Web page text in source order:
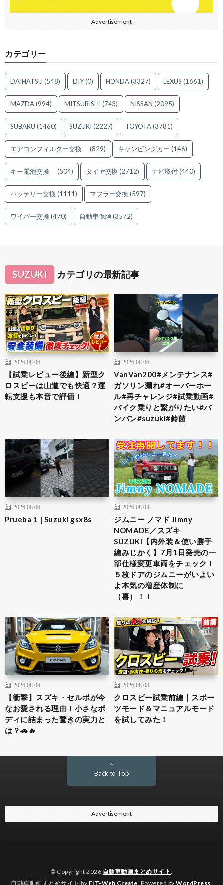
Advertisement
カテゴリー
DAIHATSU (548) DIY(0) HONDA(3327) LEXUS (1661)
MAZDA(994) MITSUBISHI (743) NISSAN (2095)
SUBARU (1460) SUZUKI (2227) TOYOTA(3781)
エアコンフィルター交換 (829) キャンピングカー (146)
キー電池交換 (504) タイヤ交換(2712) ナビ取付(440)
バッテリー交換(1111) マフラー交換(597)
ワイパー交換(470) 自動車保険(3572)
SUZUKI カテゴリの最新記事
2026.08.06
【試乗レビュー後編】新型ク
ロスビーは山道でも快適？運
転支援も本音で評価！
2026.08.06
VanVan200#メンテナンス#
ガソリン漏れ#オーバーホー
ル#再チャレンジ#試乗動画#
バイク乗りと繋がりたい#バ
ンバン#suzuki#鈴菌
2026.08.06
Prueba 1 | Suzuki gsx8s
2026.08.04
ジムニー ノマド Jimny
NOMADE／スズキ
SUZUKI【内外装＆使い勝手
編みじかく】7月1日発売の一
部仕様変更車両をチェック！
５枚ドアのジムニーがいよい
よ本気の増産体制に
（喜）！！
2026.08.04
【衝撃】スズキ・セルボが今
なお愛される理由！小さなボ
ディに詰まった驚きの実力と
は？🚗🔥
2026.08.03
クロスビー試乗前編｜スポー
ツモード＆マニュアルモード
を試してみた！
Back to Top
Advertisement
© Copyright 2026 自動車動画まとめサイト.
自動車動画まとめサイト by FIT-Web Create. Powered by WordPress.